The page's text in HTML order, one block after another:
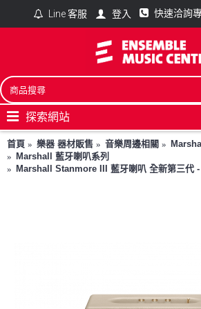
Line 客服 登入 快速洽詢
探索網站
首頁 樂器 器材販售 音樂周邊相關
Marshall 藍牙喇叭系列
Marshall Stanmore III 藍牙喇叭 全新第三代 -